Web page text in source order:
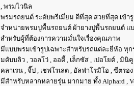
, พรมไวนิล
พรมรถยนต์ ระดับพรีเมี่ยม ดีที่สุด สวยที่สุด เข้ารู
จำหน่ายพรมปูพื้นรถยนต์ ผ้ายางปูพื้นรถยนต์ แบบ
สำหรับผู้ที่ต้องการความมั่นใจเรื่องคุณภาพ
มีแบบพรมเข้ารูปเฉพาะสำหรับรถแต่ละยี่ห้อ ทุก
มดับบลิว , วอลโว่ , ออดี้ , เล็กซัส , เปอโยต์ , มินิ
คลาเรน , จี๊ป , เชฟโรเลต , อัลฟ่าโรมิโอ , ซีตร
มีสำหรับหลากหลายรุ่น มากมาย ทั้ง Alphard ,